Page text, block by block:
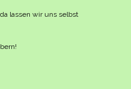
lassen wir uns selbst